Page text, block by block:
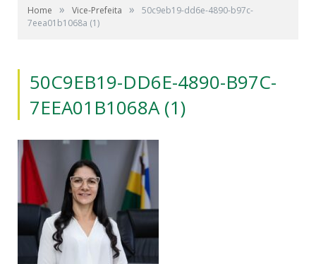
Home » Vice-Prefeita »
50c9eb19-dd6e-4890-b97c-
7eea01b1068a (1)
50C9EB19-DD6E-4890-B97C-
7EEA01B1068A (1)